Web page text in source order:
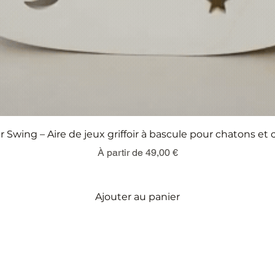
Aperçu rapide
Swing – Aire de jeux griffoir à bascule pour chatons et
À partir de 49,00 €
Prix promotionnel
Ajouter au panier